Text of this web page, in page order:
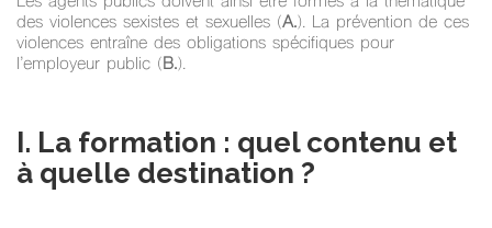
des violences sexistes et sexuelles (A.). La prévention de ces
violences entraîne des obligations spécifiques pour
l’employeur public (B.).
I. La formation : quel contenu et
à quelle destination ?